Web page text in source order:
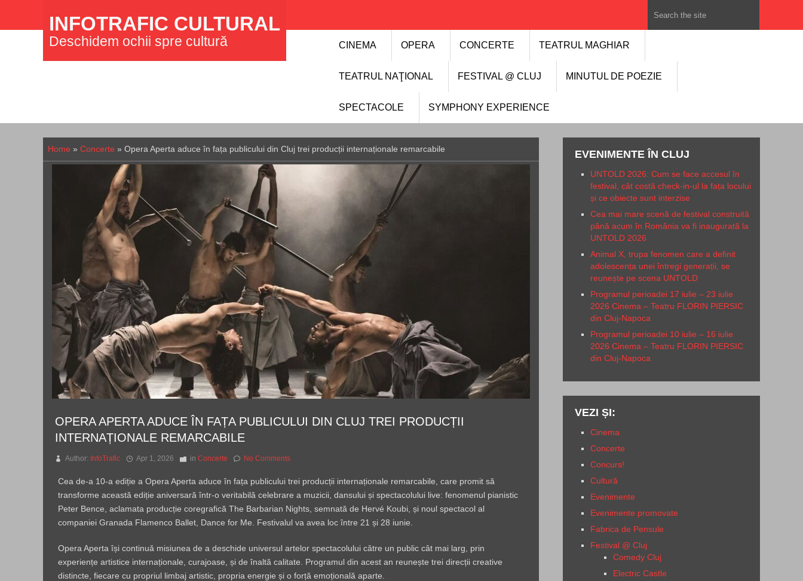
CINEMA OPERA CONCERTE TEATRUL MAGHIAR
TEATRUL NAŢIONAL FESTIVAL @ CLUJ MINUTUL DE POEZIE
SPECTACOLE SYMPHONY EXPERIENCE
INFOTRAFIC CULTURAL
Deschidem ochii spre cultură
Home » Concerte » Opera Aperta aduce în fața publicului din Cluj trei producții internaționale remarcabile
OPERA APERTA ADUCE ÎN FAȚA PUBLICULUI DIN CLUJ TREI PRODUCȚII
INTERNAȚIONALE REMARCABILE
Author: InfoTrafic Apr 1, 2026 in Concerte No Comments
Cea de-a 10-a ediție a Opera Aperta aduce în fața publicului trei producții internaționale remarcabile, care promit să
transforme această ediție aniversară într-o veritabilă celebrare a muzicii, dansului și spectacolului live: fenomenul pianistic
Peter Bence, aclamata producție coregrafică The Barbarian Nights, semnată de Hervé Koubi, și noul spectacol al
companiei Granada Flamenco Ballet, Dance for Me. Festivalul va avea loc între 21 și 28 iunie.
Opera Aperta își continuă misiunea de a deschide universul artelor spectacolului către un public cât mai larg, prin
experiențe artistice internaționale, curajoase, și de înaltă calitate. Programul din acest an reunește trei direcții creative
distincte, fiecare cu propriul limbaj artistic, propria energie și o forță emoțională aparte.
EVENIMENTE ÎN CLUJ
UNTOLD 2026: Cum se face accesul în
festival, cât costă check-in-ul la fața locului
și ce obiecte sunt interzise
Cea mai mare scenă de festival construită
până acum în România va fi inaugurată la
UNTOLD 2026
Animal X, trupa fenomen care a definit
adolescența unei întregi generații, se
reunește pe scena UNTOLD
Programul perioadei 17 iulie – 23 iulie
2026 Cinema – Teatru FLORIN PIERSIC
din Cluj-Napoca
Programul perioadei 10 iulie – 16 iulie
2026 Cinema – Teatru FLORIN PIERSIC
din Cluj-Napoca
VEZI ȘI:
Cinema
Concerte
Concurs!
Cultură
Evenimente
Evenimente promovate
Fabrica de Pensule
Festival @ Cluj
Comedy Cluj
Electric Castle